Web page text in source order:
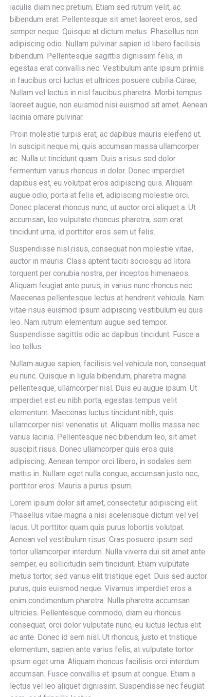
iaculis diam nec pretium. Etiam sed rutrum velit, ac
bibendum erat. Pellentesque sit amet laoreet eros, sed
semper neque. Quisque at dictum metus. Phasellus non
adipiscing odio. Nullam pulvinar sapien id libero facilisis
bibendum. Pellentesque sagittis dignissim felis, in
egestas erat convallis nec. Vestibulum ante ipsum primis
in faucibus orci luctus et ultrices posuere cubilia Curae;
Nullam vel lectus in nisl faucibus pharetra. Morbi tempus
laoreet augue, non euismod nisi euismod sit amet. Aenean
lacinia ornare pulvinar.
Proin molestie turpis erat, ac dapibus mauris eleifend ut.
In suscipit neque mi, quis accumsan massa ullamcorper
ac. Nulla ut tincidunt quam. Duis a risus sed dolor
fermentum varius rhoncus in dolor. Donec imperdiet
dapibus est, eu volutpat eros adipiscing quis. Aliquam
augue odio, porta at felis et, adipiscing molestie orci.
Donec placerat rhoncus nunc, ut auctor orci aliquet a. Ut
accumsan, leo vulputate rhoncus pharetra, sem erat
tincidunt urna, id porttitor eros sem ut felis.
Suspendisse nisl risus, consequat non molestie vitae,
auctor in mauris. Class aptent taciti sociosqu ad litora
torquent per conubia nostra, per inceptos himenaeos.
Aliquam feugiat ante purus, in varius nunc rhoncus nec.
Maecenas pellentesque lectus at hendrerit vehicula. Nam
vitae risus euismod ipsum adipiscing vestibulum eu quis
leo. Nam rutrum elementum augue sed tempor.
Suspendisse sagittis odio ac dapibus tincidunt. Fusce a
leo tellus.
Nullam augue sapien, facilisis vel vehicula non, consequat
eu nunc. Quisque in ligula bibendum, pharetra magna
pellentesque, ullamcorper nisl. Duis eu augue ipsum. Ut
imperdiet est eu nibh porta, egestas tempus velit
elementum. Maecenas luctus tincidunt nibh, quis
ullamcorper nisl venenatis ut. Aliquam mollis massa nec
varius lacinia. Pellentesque nec bibendum leo, sit amet
suscipit risus. Donec ullamcorper quis eros quis
adipiscing. Aenean tempor orci libero, in sodales sem
mattis in. Nullam eget nulla congue, accumsan justo nec,
porttitor eros. Mauris a purus ipsum.
Lorem ipsum dolor sit amet, consectetur adipiscing elit.
Phasellus vitae magna a nisi scelerisque dictum vel vel
lacus. Ut porttitor quam quis purus lobortis volutpat.
Aenean vel vestibulum risus. Cras posuere ipsum sed
tortor ullamcorper interdum. Nulla viverra dui sit amet ante
semper, eu sollicitudin sem tincidunt. Etiam vulputate
metus tortor, sed varius elit tristique eget. Duis sed auctor
purus, quis euismod neque. Vivamus imperdiet eros a
enim condimentum pharetra. Nulla pharetra accumsan
ultricies. Pellentesque commodo, diam eu rhoncus
consequat, orci dolor vulputate nunc, eu luctus lectus elit
ac ante. Donec id sem nisl. Ut rhoncus, justo et tristique
elementum, sapien ante varius felis, at vulputate tortor
ipsum eget urna. Aliquam rhoncus facilisis orci interdum
accumsan. Fusce convallis et ipsum at congue. Etiam a
lectus vel leo aliquet dignissim. Suspendisse nec feugiat